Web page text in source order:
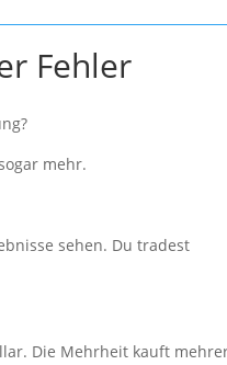
Fehler
mehr.
sehen. Du tradest
Die Mehrheit kauft